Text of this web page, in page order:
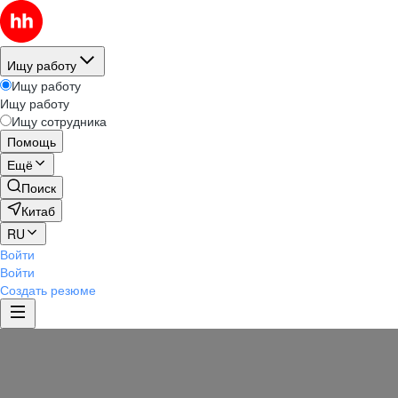
Ищу работу
Ищу работу
Ищу работу
Ищу сотрудника
Помощь
Ещё
Поиск
Китаб
RU
Войти
Войти
Создать резюме